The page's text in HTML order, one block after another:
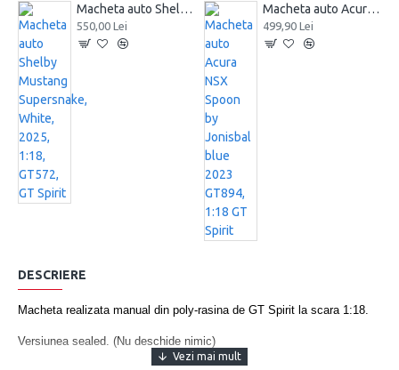
Macheta auto Shelby Mustang Supersnake, White, 2025, 1:18, GT572, GT Spirit
550,00 Lei
Macheta auto Acura NSX Spoon by Jonisbal blue 2023 GT894, 1:18 GT Spirit
499,90 Lei
DESCRIERE
Macheta realizata manual din poly-rasina de GT Spirit la scara 1:18.
Versiunea sealed. (Nu deschide nimic)